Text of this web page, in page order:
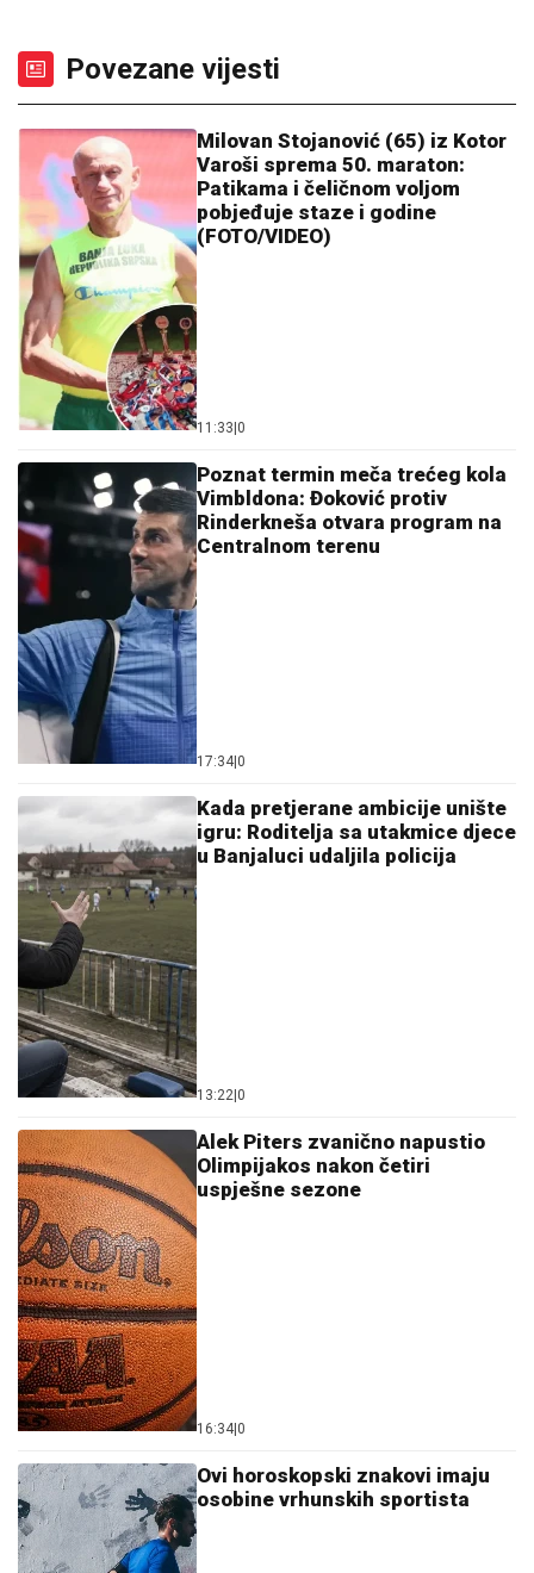
Povezane vijesti
Milovan Stojanović (65) iz Kotor
Varoši sprema 50. maraton:
Patikama i čeličnom voljom
pobjeđuje staze i godine
(FOTO/VIDEO)
11:33 0
Poznat termin meča trećeg kola
Vimbldona: Đoković protiv
Rinderkneša otvara program na
Centralnom terenu
17:34 0
Kada pretjerane ambicije unište
igru: Roditelja sa utakmice djece
u Banjaluci udaljila policija
13:22 0
Alek Piters zvanično napustio
Olimpijakos nakon četiri
uspješne sezone
16:34 0
Ovi horoskopski znakovi imaju
osobine vrhunskih sportista